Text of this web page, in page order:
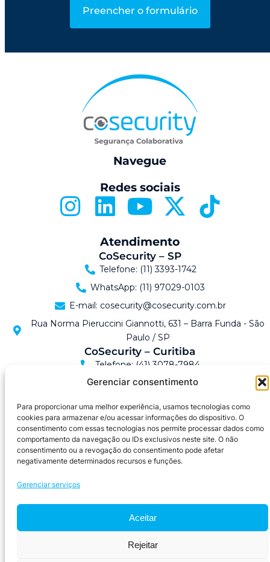
Gerenciar consentimento
Para proporcionar uma melhor experiência, usamos tecnologias como
cookies para armazenar e/ou acessar informações do dispositivo. O
consentimento com essas tecnologias nos permite processar dados como
comportamento da navegação ou IDs exclusivos neste site. O não
consentimento ou a revogação do consentimento pode afetar
negativamente determinados recursos e funções.
Gerenciar serviços
Aceitar
Rejeitar
Preencher o formulário
Navegue
Redes sociais
Atendimento
CoSecurity – SP
Telefone: (11) 3393-1742
WhatsApp: (11) 97029-0103
E-mail: cosecurity@cosecurity.com.br
Rua Norma Pieruccini Giannotti, 631 – Barra Funda - São
Paulo / SP
CoSecurity – Curitiba
Telefone: (41) 3078-7984
WhatsApp: (41) 99696-0532
E-mail: cosecurity@cosecurity.com.br
Endereço: Av. Anita Garibaldi, 2811 São Lourenço –
Curitiba / PR
CoSecurity – RJ
Telefone: (21) 2430-1800
Endereço: Rua Alberto Cavalcanti, 681 - Recreio dos
2026 © | Todos os direitos reservados |